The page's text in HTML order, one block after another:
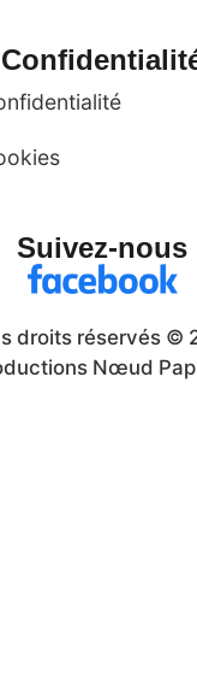
Suivez-nous
droits réservés ©
Nœud